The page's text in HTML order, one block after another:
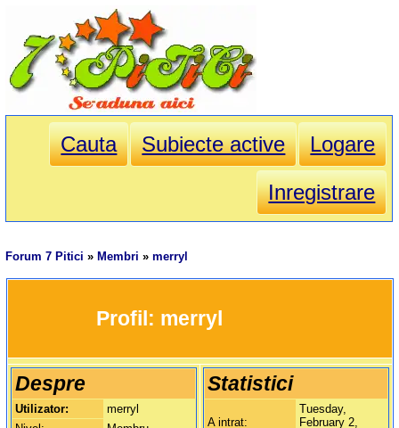
Cauta Subiecte active
Logare
Inregistrare
Forum 7 Pitici » Membri »merryl
		Profil:
merryl
Despre
Utilizator:
merryl
Statistici
A intrat:
Tuesday,
February 2,